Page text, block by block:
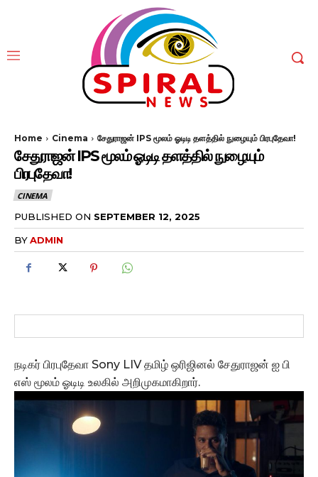
Home Cinema சேதுராஜன் IPS மூலம் ஓடிடி தளத்தில் நுழையும் பிரபுதேவா!
சேதுராஜன் IPS மூலம் ஓடிடி தளத்தில் நுழையும்
பிரபுதேவா!
CINEMA
PUBLISHED ON SEPTEMBER 12, 2025
BYADMIN
நடிகர் பிரபுதேவா Sony LIV தமிழ் ஒரிஜினல் சேதுராஜன் ஐ பி
எஸ் மூலம் ஓடிடி உலகில் அறிமுகமாகிறார்.